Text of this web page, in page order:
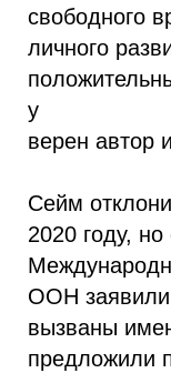
свободного
личного
у
верен автор
Сейм
2020 году,
ООН
вызваны
предложили